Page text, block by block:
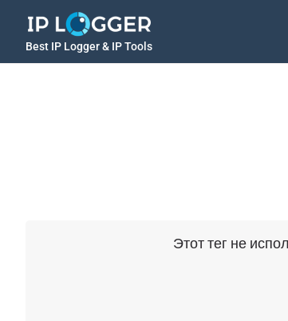
Best IP Logger & IP Tools